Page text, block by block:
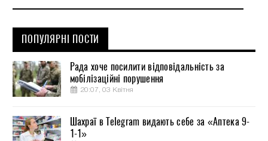
ПОПУЛЯРНІ ПОСТИ
Рада хоче посилити відповідальність за
мобілізаційні порушення
20:07, 03 Квітня
Шахраї в Telegram видають себе за «Аптека 9-
1-1»